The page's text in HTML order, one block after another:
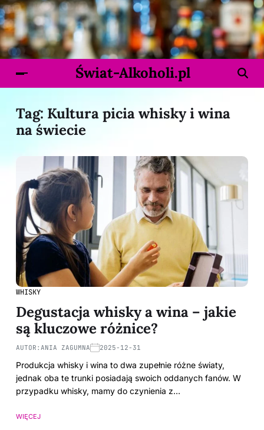
Świat-Alkoholi.pl
Tag: Kultura picia whisky i wina
na świecie
WHISKY
Degustacja whisky a wina – jakie
są kluczowe różnice?
AUTOR: ANIA ZAGUMNA 2025-12-31
Produkcja whisky i wina to dwa zupełnie różne światy,
jednak oba te trunki posiadają swoich oddanych fanów. W
przypadku whisky, mamy do czynienia z…
WIĘCEJ